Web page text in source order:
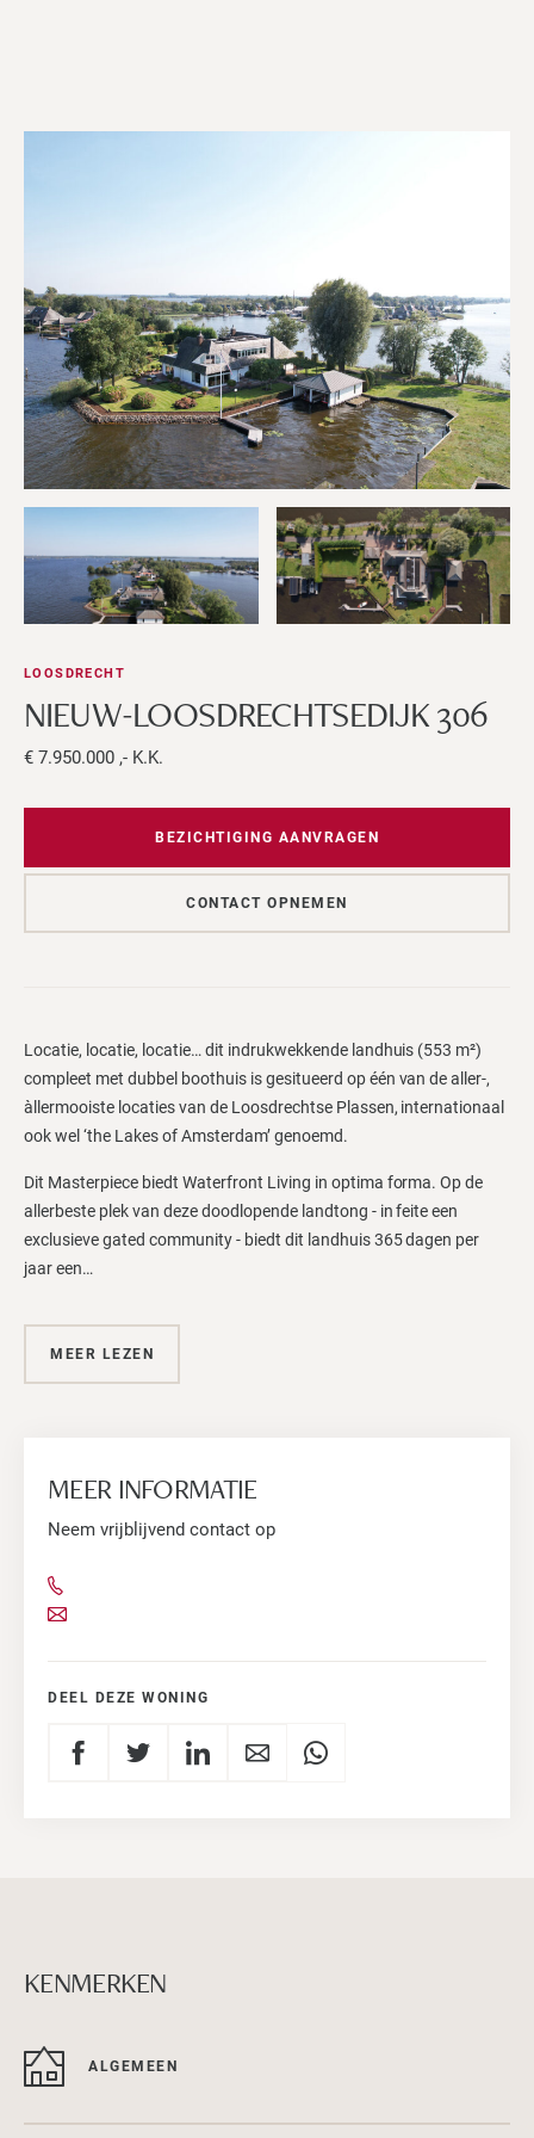
LOOSDRECHT
NIEUW-LOOSDRECHTSEDIJK 306
€ 7.950.000 ,- K.K.
BEZICHTIGING AANVRAGEN
CONTACT OPNEMEN
Locatie, locatie, locatie… dit indrukwekkende landhuis (553 m²)
compleet met dubbel boothuis is gesitueerd op één van de aller-,
àllermooiste locaties van de Loosdrechtse Plassen, internationaal
ook wel ‘the Lakes of Amsterdam’ genoemd.
Dit Masterpiece biedt Waterfront Living in optima forma. Op de
allerbeste plek van deze doodlopende landtong - in feite een
exclusieve gated community - biedt dit landhuis 365 dagen per
jaar een…
MEER LEZEN
MEER INFORMATIE
Neem vrijblijvend contact op
DEEL DEZE WONING
KENMERKEN
ALGEMEEN